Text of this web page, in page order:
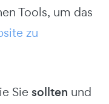
Tools, um das
zu
Sie sollten und